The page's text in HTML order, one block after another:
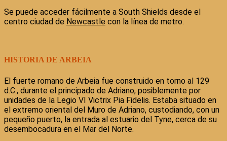
Se puede acceder fácilmente a South Shields desde el
centro ciudad de Newcastle con la línea de metro.
HISTORIA DE ARBEIA
El fuerte romano de Arbeia fue construido en torno al 129
d.C., durante el principado de Adriano, posiblemente por
unidades de la Legio VI Victrix Pia Fidelis. Estaba situado en
el extremo oriental del Muro de Adriano, custodiando, con un
pequeño puerto, la entrada al estuario del Tyne, cerca de su
desembocadura en el Mar del Norte.